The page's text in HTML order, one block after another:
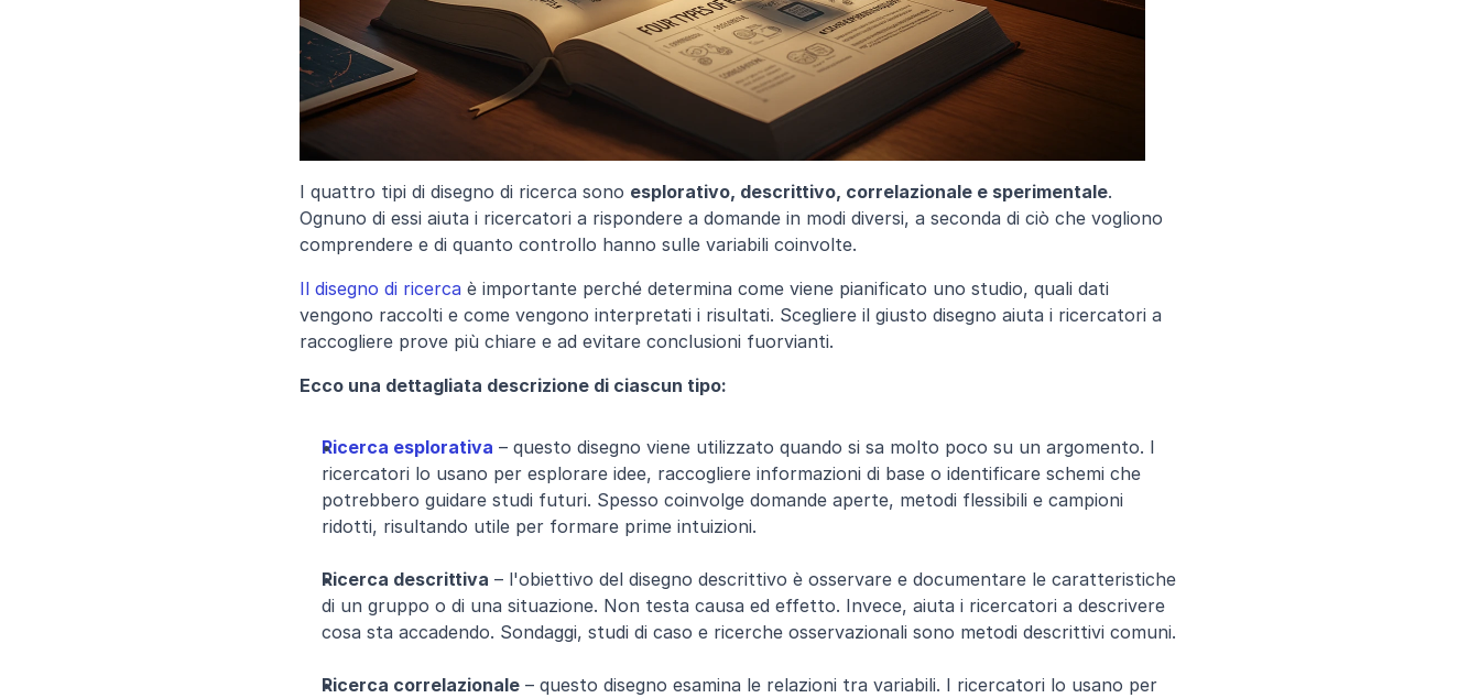
I quattro tipi di disegno di ricerca sono esplorativo, descrittivo, correlazionale e sperimentale.
Ognuno di essi aiuta i ricercatori a rispondere a domande in modi diversi, a seconda di ciò che vogliono
comprendere e di quanto controllo hanno sulle variabili coinvolte.
Il disegno di ricerca è importante perché determina come viene pianificato uno studio, quali dati
vengono raccolti e come vengono interpretati i risultati. Scegliere il giusto disegno aiuta i ricercatori a
raccogliere prove più chiare e ad evitare conclusioni fuorvianti.
Ecco una dettagliata descrizione di ciascun tipo:
Ricerca esplorativa – questo disegno viene utilizzato quando si sa molto poco su un argomento. I
ricercatori lo usano per esplorare idee, raccogliere informazioni di base o identificare schemi che
potrebbero guidare studi futuri. Spesso coinvolge domande aperte, metodi flessibili e campioni
ridotti, risultando utile per formare prime intuizioni.
Ricerca descrittiva – l'obiettivo del disegno descrittivo è osservare e documentare le caratteristiche
di un gruppo o di una situazione. Non testa causa ed effetto. Invece, aiuta i ricercatori a descrivere
cosa sta accadendo. Sondaggi, studi di caso e ricerche osservazionali sono metodi descrittivi comuni.
Ricerca correlazionale – questo disegno esamina le relazioni tra variabili. I ricercatori lo usano per